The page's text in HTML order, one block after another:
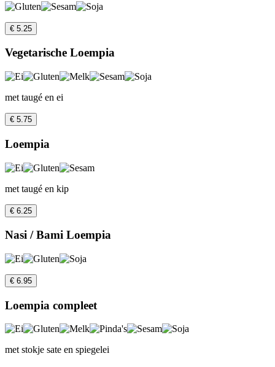
€ 5.25
Vegetarische Loempia
met taugé en ei
€ 5.75
Loempia
met taugé en kip
€ 6.25
Nasi / Bami Loempia
€ 6.95
Loempia compleet
met stokje sate en spiegelei